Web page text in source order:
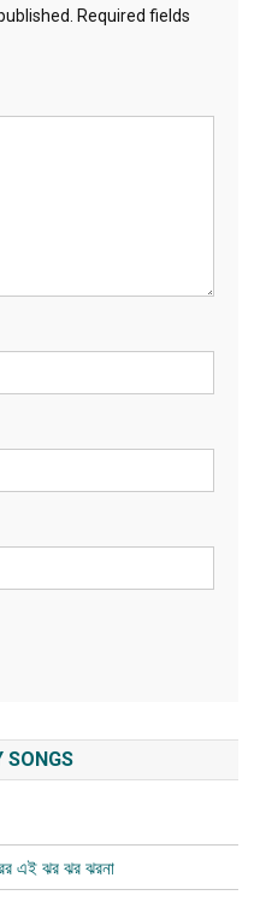
Required fields
SONGS
এই ঝর ঝর ঝরনা